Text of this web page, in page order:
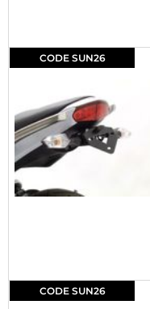
CODE SUN26
CODE SUN26